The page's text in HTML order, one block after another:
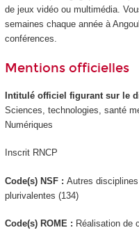
de jeux vidéo ou multimédia.
semaines chaque année à
conférences.
Mentions officielles
Intitulé officiel figurant sur le
Sciences, technologies, santé
Numériques
Inscrit RNCP
Code(s) NSF : Autres
plurivalentes (134)
Code(s) ROME : Réalisation de